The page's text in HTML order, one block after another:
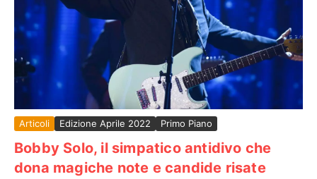
Articoli Edizione Aprile 2022 Primo Piano
Bobby Solo, il simpatico antidivo che
dona magiche note e candide risate